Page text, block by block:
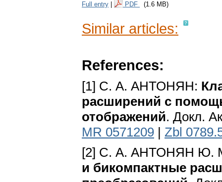
Full entry PDF (1.6 MB)
Similar articles:
References:
[1] С. А. АНТОНЯН:
расширений с
отображений. Докл.
MR 0571209 | Zbl
[2] С. А. АНТОНЯН
и бикомпактные